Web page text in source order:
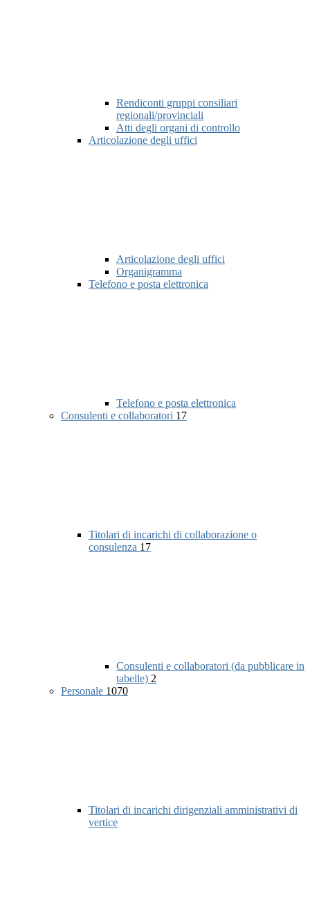
Rendiconti gruppi consiliari
regionali/provinciali
Atti degli organi di controllo
Articolazione degli uffici
Articolazione degli uffici
Organigramma
Telefono e posta elettronica
Telefono e posta elettronica
Consulenti e collaboratori 17
Titolari di incarichi di collaborazione o
consulenza 17
Consulenti e collaboratori (da pubblicare in
tabelle) 2
Personale 1070
Titolari di incarichi dirigenziali amministrativi di
vertice